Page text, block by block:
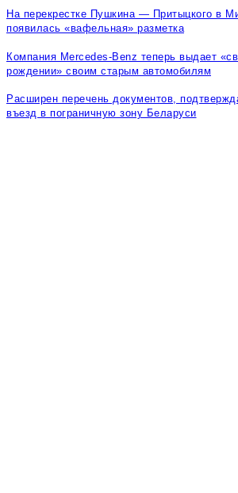
На перекрестке Пушкина — Притыцкого в
появилась «вафельная» разметка
Компания Mercedes-Benz теперь выдает
рождении» своим старым автомобилям
Расширен перечень документов,
въезд в пограничную зону Беларуси